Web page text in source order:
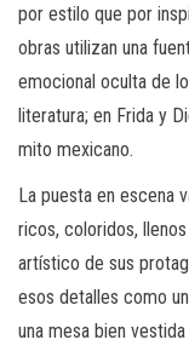
por estilo que por
obras utilizan una
emocional oculta de
literatura; en Frida y
mito mexicano.
La puesta en escena
ricos, coloridos,
artístico de sus
esos detalles como
una mesa bien